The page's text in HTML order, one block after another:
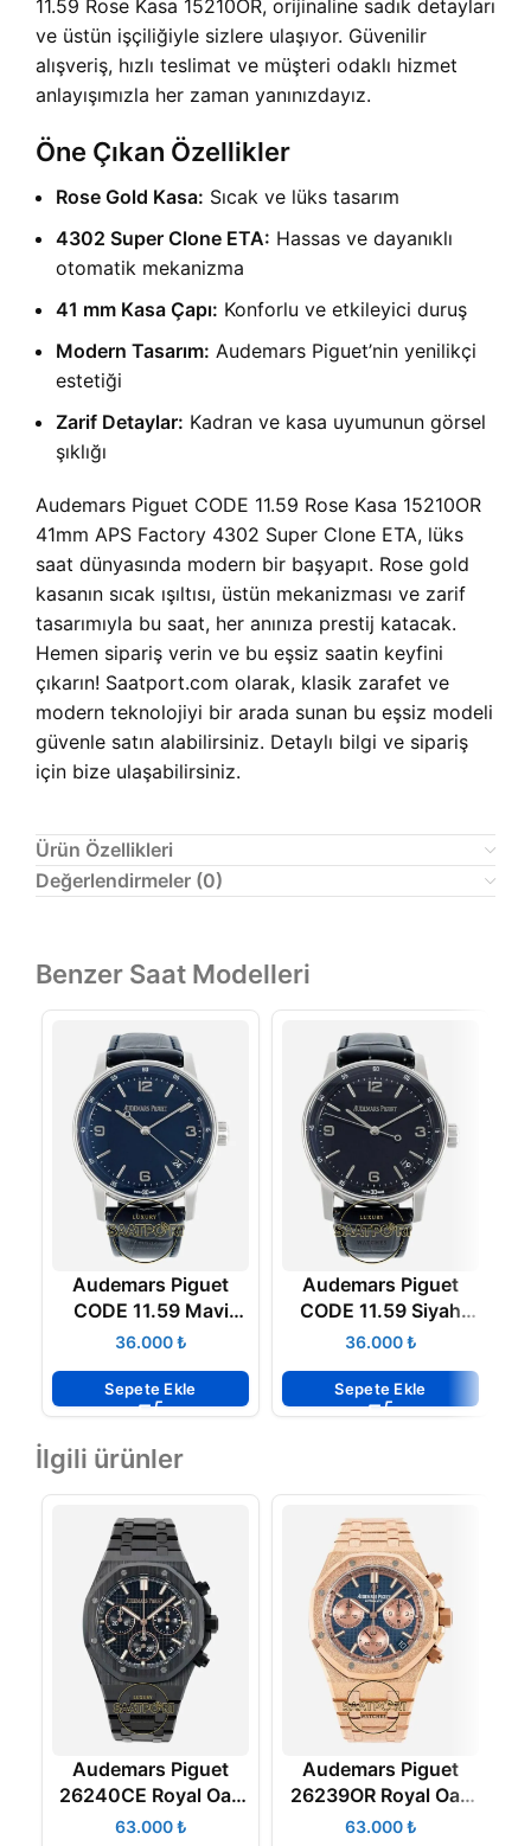
11.59 Rose Kasa 15210OR, orijinaline sadık detayları
ve üstün işçiliğiyle sizlere ulaşıyor. Güvenilir
alışveriş, hızlı teslimat ve müşteri odaklı hizmet
anlayışımızla her zaman yanınızdayız.
Öne Çıkan Özellikler
Rose Gold Kasa: Sıcak ve lüks tasarım
4302 Super Clone ETA: Hassas ve dayanıklı
otomatik mekanizma
41 mm Kasa Çapı: Konforlu ve etkileyici duruş
Modern Tasarım: Audemars Piguet’nin yenilikçi
estetiği
Zarif Detaylar: Kadran ve kasa uyumunun görsel
şıklığı
Audemars Piguet CODE 11.59 Rose Kasa 15210OR
41mm APS Factory 4302 Super Clone ETA, lüks
saat dünyasında modern bir başyapıt. Rose gold
kasanın sıcak ışıltısı, üstün mekanizması ve zarif
tasarımıyla bu saat, her anınıza prestij katacak.
Hemen sipariş verin ve bu eşsiz saatin keyfini
çıkarın! Saatport.com olarak, klasik zarafet ve
modern teknolojiyi bir arada sunan bu eşsiz modeli
güvenle satın alabilirsiniz. Detaylı bilgi ve sipariş
için bize ulaşabilirsiniz.
Ürün Özellikleri
Değerlendirmeler (0)
Benzer Saat Modelleri
Audemars Piguet
CODE 11.59 Mavi
Kadran 15210BC
4302 Super Clone
ETA
₺
Sepete Ekle
Audemars Piguet
CODE 11.59 Siyah
15210BC 41mm APS
Clone ETA
₺
Sepete Ekle
İlgili ürünler
Audemars Piguet
26240CE Royal Oak
41mm Full Black
₺
Audemars Piguet
26239OR Royal Oak
41mm Full Rose DDF
₺